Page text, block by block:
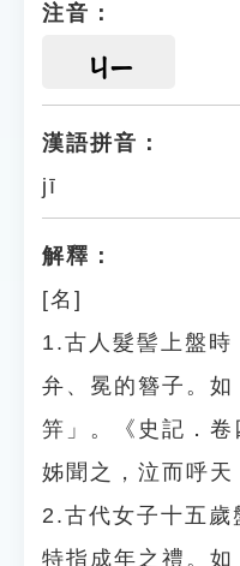
注音：
ㄐㄧ
漢語拼音：
jī
解釋：
[名]
1.古人髮髻上盤時
弁、冕的簪子。
笄」。《史記．
姊聞之，泣而呼天
2.古代女子十五歲
特指成年之禮。如